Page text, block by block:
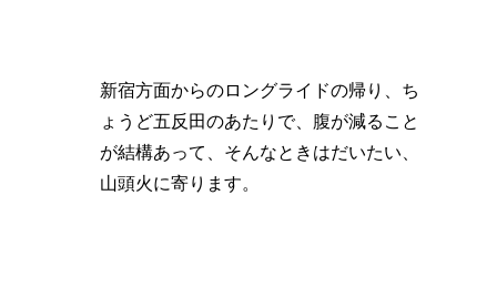
新宿方面からのロングライドの帰り、ち
ょうど五反田のあたりで、腹が減ること
が結構あって、そんなときはだいたい、
山頭火に寄ります。